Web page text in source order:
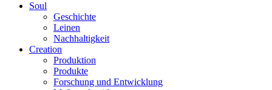
Soul
Geschichte
Leinen
Nachhaltigkeit
Creation
Produktion
Produkte
Forschung und Entwicklung